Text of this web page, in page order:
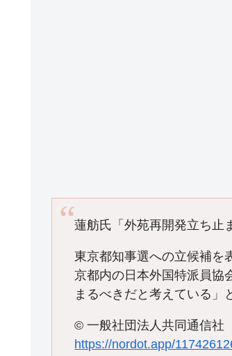
蓮舫氏「外苑再開発立ち
東京都知事選への立候補を
京都内の日本外国特派員協
まるべきだと考えている」
© 一般社団法人共同通信社
https://nordot.app/